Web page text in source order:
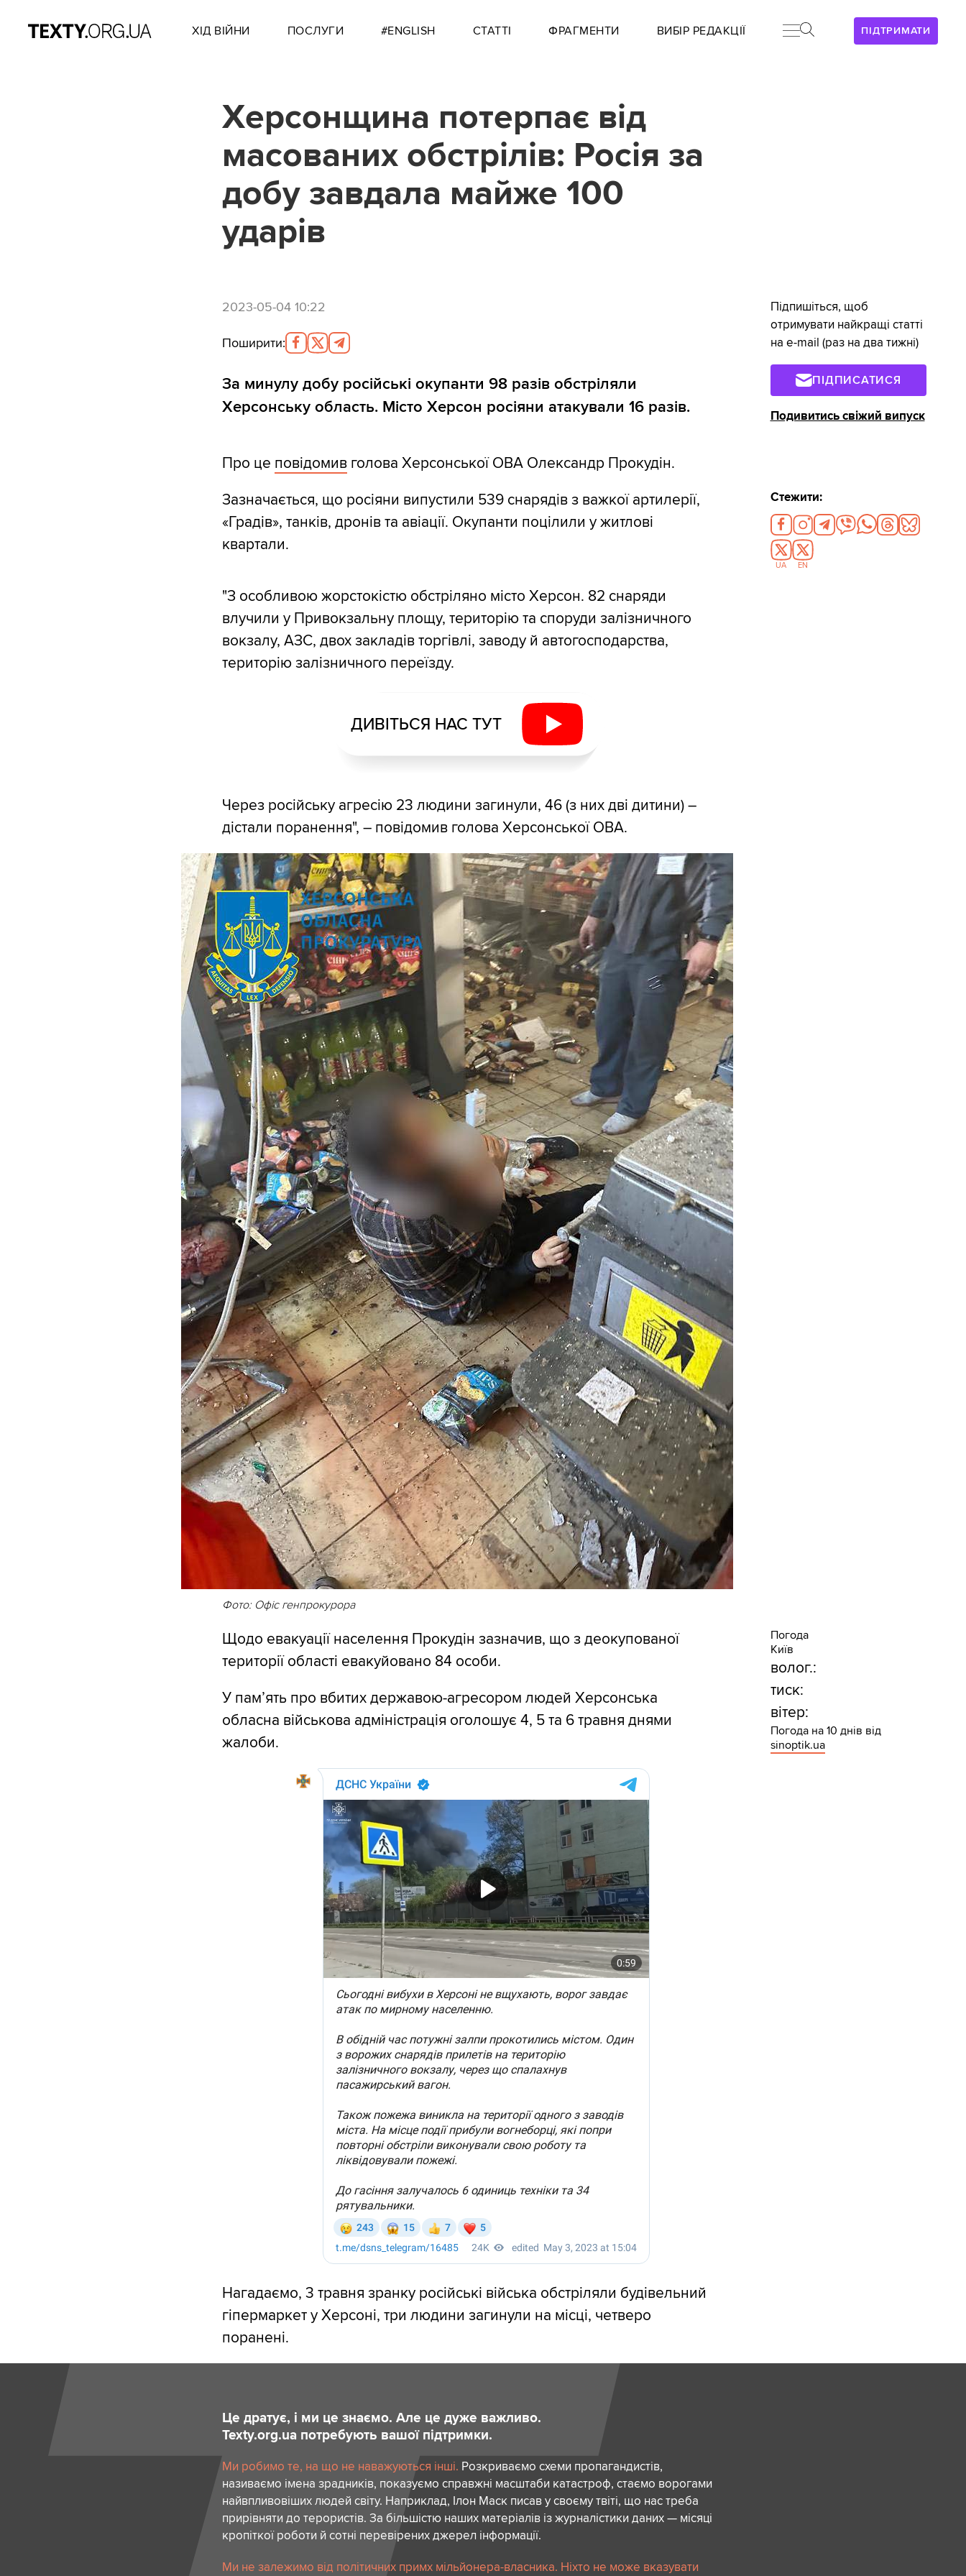
ПІДТРИМАТИ
ХІД ВІЙНИ ПОСЛУГИ #ENGLISH СТАТТІ ФРАГМЕНТИ ВИБІР РЕДАКЦІЇ
Херсонщина потерпає від
масованих обстрілів: Росія за
добу завдала майже 100
ударів
2023-05-04 10:22
Поширити:
За минулу добу російські окупанти 98 разів обстріляли
Херсонську область. Місто Херсон росіяни атакували 16 разів.
Про це повідомивголова Херсонської ОВА Олександр Прокудін.
Зазначається, що росіяни випустили 539 снарядів з важкої артилерії,
«Градів», танків, дронів та авіації. Окупанти поцілили у житлові
квартали.
"З особливою жорстокістю обстріляно місто Херсон. 82 снаряди
влучили у Привокзальну площу, територію та споруди залізничного
вокзалу, АЗС, двох закладів торгівлі, заводу й автогосподарства,
територію залізничного переїзду.
ДИВІТЬСЯ НАС ТУТ
Через російську агресію 23 людини загинули, 46 (з них дві дитини) –
дістали поранення", – повідомив голова Херсонської ОВА.
Фото: Офіс генпрокурора
Щодо евакуації населення Прокудін зазначив, що з деокупованої
території області евакуйовано 84 особи.
У пам’ять про вбитих державою-агресором людей Херсонська
обласна військова адміністрація оголошує 4, 5 та 6 травня днями
жалоби.
Нагадаємо, 3 травня зранку російські війська обстріляли будівельний
гіпермаркет у Херсоні, три людини загинули на місці, четверо
поранені.
Це дратує, і ми це знаємо. Але це дуже важливо.
Texty.org.ua потребують вашої підтримки.
Ми робимо те, на що не наважуються інші. Розкриваємо схеми пропагандистів,
називаємо імена зрадників, показуємо справжні масштаби катастроф, стаємо ворогами
найвпливовіших людей світу. Наприклад, Ілон Маск писав у своєму твіті, що нас треба
прирівняти до терористів. За більшістю наших матеріалів із журналістики даних — місяці
кропіткої роботи й сотні перевірених джерел інформації.
Ми не залежимо від політичних примх мільйонера-власника. Ніхто не може вказувати
Підпишіться, щоб
отримувати найкращі статті
на e-mail (раз на два тижні)
ПІДПИСАТИСЯ
Подивитись свіжий випуск
Стежити:
UA EN
Погода
Київ
волог.:
тиск:
вітер:
Погода на 10 днів від
sinoptik.ua